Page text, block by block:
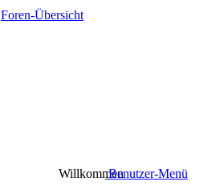
Foren-Übersicht
WillkommenBenutzer-Menü